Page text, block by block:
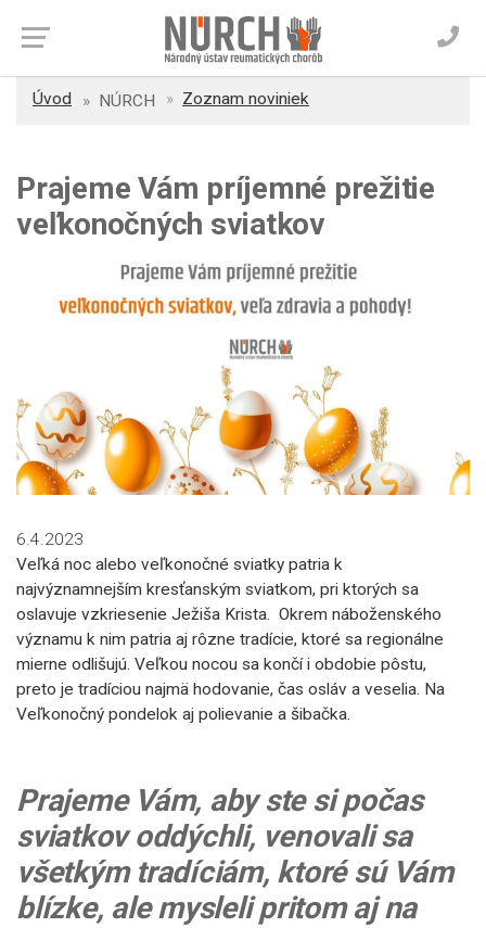
Úvod NÚRCH Zoznam noviniek
Prajeme Vám príjemné prežitie
veľkonočných sviatkov
6.4.2023
Veľká noc alebo veľkonočné sviatky patria k
najvýznamnejším kresťanským sviatkom, pri ktorých sa
oslavuje vzkriesenie Ježiša Krista. Okrem náboženského
významu k nim patria aj rôzne tradície, ktoré sa regionálne
mierne odlišujú. Veľkou nocou sa končí i obdobie pôstu,
preto je tradíciou najmä hodovanie, čas osláv a veselia. Na
Veľkonočný pondelok aj polievanie a šibačka.
Prajeme Vám, aby ste si počas
sviatkov oddýchli, venovali sa
všetkým tradíciám, ktoré sú Vám
blízke, ale mysleli pritom aj na